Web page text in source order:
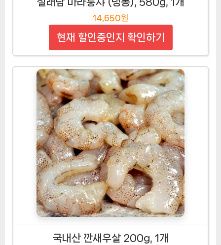
14,650원
현재 할인중인지 확인하기
국내산 깐새우살 200g, 1개